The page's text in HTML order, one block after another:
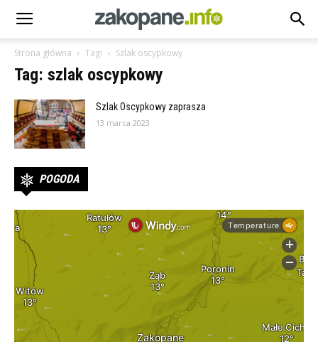
Strona główna Tagi Szlak oscypkowy
Tag: szlak oscypkowy
Szlak Oscypkowy zaprasza
13 marca 2023
POGODA